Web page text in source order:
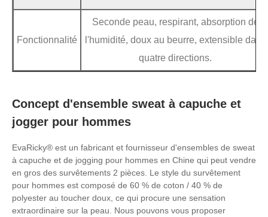
Fonctionnalité
Seconde peau, respirant, absorption de
l'humidité, doux au beurre, extensible dans
quatre directions.
Concept d'ensemble sweat à capuche et
jogger pour hommes
EvaRicky® est un fabricant et fournisseur d'ensembles de sweat
à capuche et de jogging pour hommes en Chine qui peut vendre
en gros des survêtements 2 pièces. Le style du survêtement
pour hommes est composé de 60 % de coton / 40 % de
polyester au toucher doux, ce qui procure une sensation
extraordinaire sur la peau. Nous pouvons vous proposer